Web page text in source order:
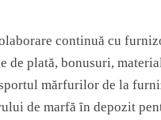
continuă cu
plаtă, bonusuri,
mărfurilor de la
de marfă ȋn depozit